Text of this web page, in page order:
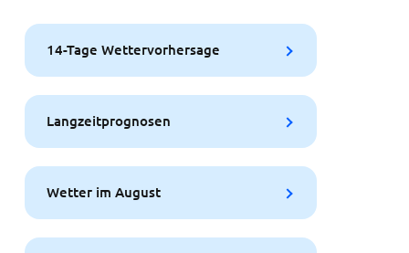
14-Tage Wettervorhersage
Langzeitprognosen
Wetter im August